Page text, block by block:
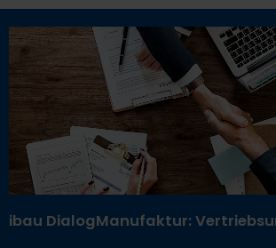
ibau DialogManufaktur: